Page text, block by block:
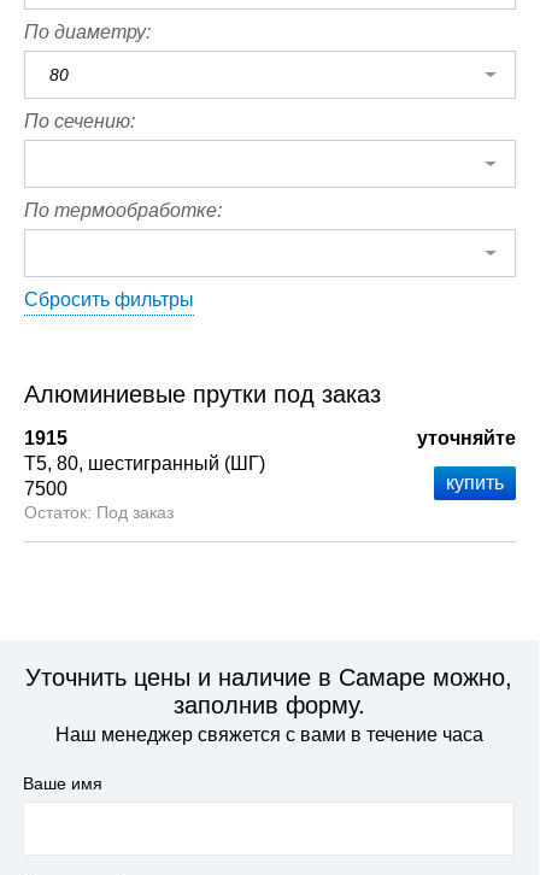
По диаметру:
80
По сечению:
По термообработке:
Сбросить фильтры
Алюминиевые прутки под заказ
1915
Т5 80 шестигранный (ШГ)
7500
Под заказ
уточняйте
Уточнить цены и наличие в Самаре можно,
заполнив форму.
Наш менеджер свяжется с вами в течение часа
Ваше имя